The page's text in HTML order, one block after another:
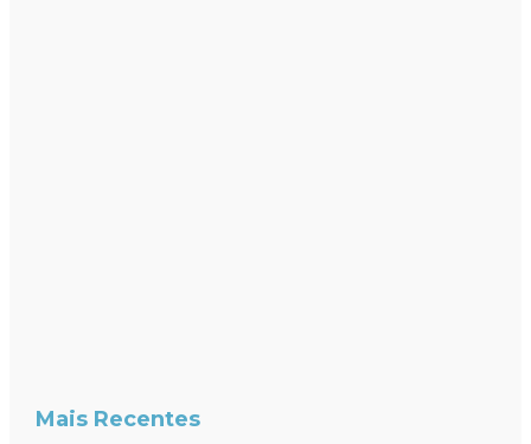
Mais Recentes